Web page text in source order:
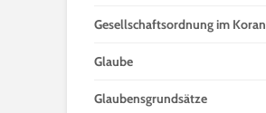
Gesellschaftsordnung im Koran
Glaube
Glaubensgrundsätze